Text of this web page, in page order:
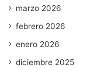
marzo 2026
febrero 2026
enero 2026
diciembre 2025